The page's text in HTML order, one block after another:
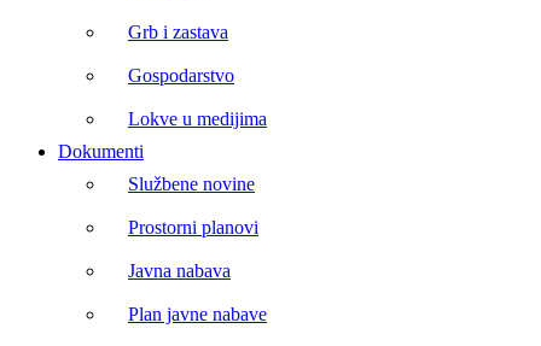
Grb i zastava
Gospodarstvo
Lokve u medijima
Dokumenti
Službene novine
Prostorni planovi
Javna nabava
Plan javne nabave